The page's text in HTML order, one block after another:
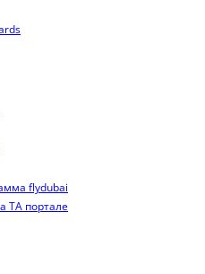
flydubai
TA портале